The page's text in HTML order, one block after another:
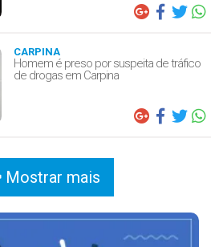
CARPINA
Homem é preso por suspeita de tráfico
de drogas em Carpina
Mostrar mais